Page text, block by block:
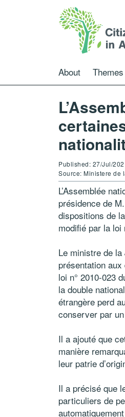
About Themes
Published: 27/Jul/
Source: Ministere de
L’Assemblée
présidence de
dispositions de
modifié par la loi
Le ministre de
présentation
loi n° 2010-023
la double
étrangère perd
conserver par
Il a ajouté que
manière
leur patrie
Il a précisé que
particuliers de